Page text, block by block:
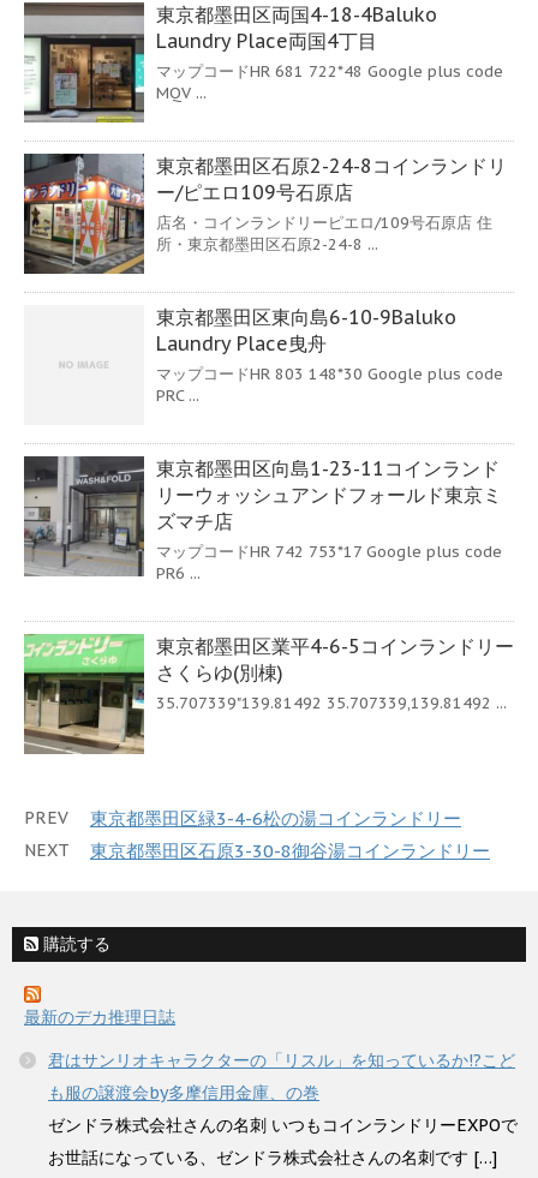
東京都墨田区両国4-18-4Baluko
Laundry Place両国4丁目
マップコードHR 681 722*48 Google plus code
MQV ...
東京都墨田区石原2-24-8コインランドリ
ー/ピエロ109号石原店
店名・コインランドリーピエロ/109号石原店 住
所・東京都墨田区石原2-24-8 ...
東京都墨田区東向島6-10-9Baluko
Laundry Place曳舟
マップコードHR 803 148*30 Google plus code
PRC ...
東京都墨田区向島1-23-11コインランド
リーウォッシュアンドフォールド東京ミ
ズマチ店
マップコードHR 742 753*17 Google plus code
PR6 ...
東京都墨田区業平4-6-5コインランドリー
さくらゆ(別棟)
35.707339"139.81492 35.707339,139.81492 ...
PREV 東京都墨田区緑3-4-6松の湯コインランドリー
NEXT 東京都墨田区石原3-30-8御谷湯コインランドリー
購読する
最新のデカ推理日誌
君はサンリオキャラクターの「リスル」を知っているか!?こど
も服の譲渡会by多摩信用金庫、の巻
ゼンドラ株式会社さんの名刺 いつもコインランドリーEXPOで
お世話になっている、ゼンドラ株式会社さんの名刺です […]